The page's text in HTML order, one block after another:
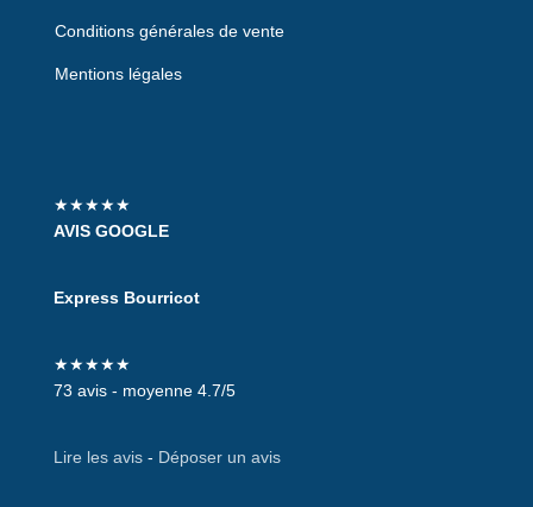
Conditions générales de vente
Mentions légales
★★★★★
AVIS GOOGLE
Express Bourricot
★★★★★
73 avis - moyenne 4.7/5
Lire les avis- Déposer un avis